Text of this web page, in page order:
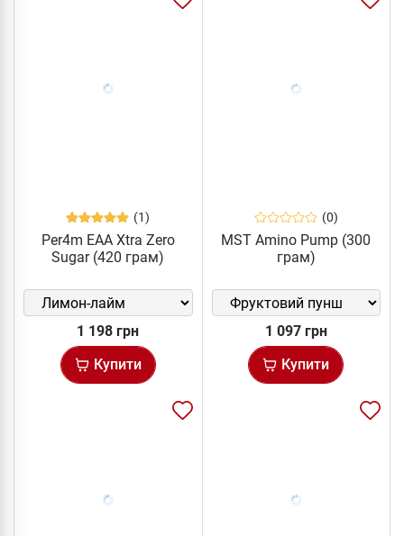
(1)
Per4m EAA Xtra Zero
Sugar (420 грам)
1 198 грн
Купити
(0)
MST Amino Pump (300
грам)
1 097 грн
Купити